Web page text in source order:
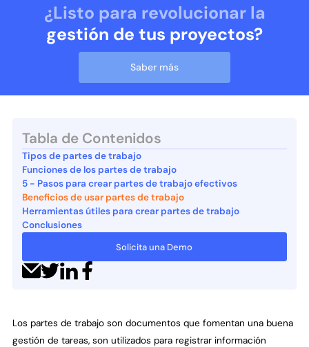
¿Listo para revolucionar la
gestión de tus proyectos?
Saber más
Tabla de Contenidos
Tipos de partes de trabajo
Funciones de los partes de trabajo
5 - Pasos para crear partes de trabajo efectivos
Beneficios de usar partes de trabajo
Herramientas útiles para crear partes de trabajo
Conclusiones
Solicita una Demo
Los partes de trabajo son documentos que fomentan una buena
gestión de tareas, son utilizados para registrar información